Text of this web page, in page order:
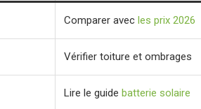
Comparer avec les prix 2026
Vérifier toiture et ombrages
Lire le guide batterie solaire